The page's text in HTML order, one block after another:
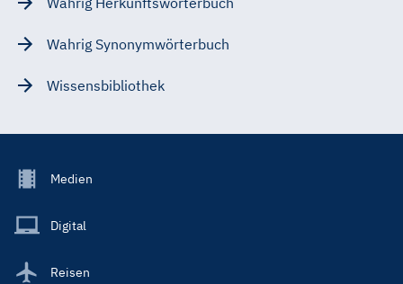
Wahrig Synonymwörterbuch
Wissensbibliothek
Footer
Main
Medien
Digital
Reisen